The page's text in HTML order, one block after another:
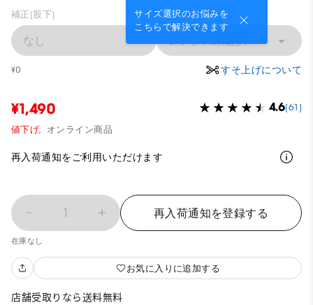
サイズ選択のお悩みを
こちらで解決できます
補正(股下)
なし レングス未選択
¥0 すそ上げについて
¥1,490 4.6(61)
値下げ, オンライン商品
再入荷通知をご利用いただけます
1 再入荷通知を登録する
在庫なし
お気に入りに追加する
店舗受取りなら送料無料